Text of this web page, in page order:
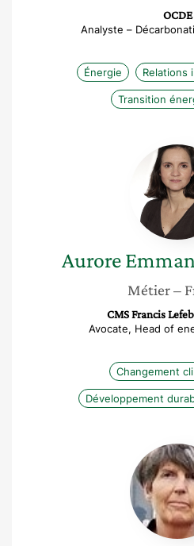
OCDE
Analyste –
Énergie Relations
Transition
Aurore
Métier–
CMS Francis
Avocate, Head of
Changement
Développement